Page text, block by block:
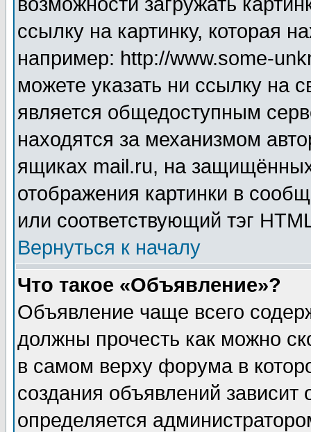
ссылку на картинку, которая
например: http://www.some-
можете указать ни ссылку на
является общедоступным
находятся за механизмом
ящиках mail.ru, на
отображения картинки в
или соответствующий тэг
Вернуться к началу
Что такое «Объявление»?
Объявление чаще всего
должны прочесть как можно
в самом верху форума в
создания объявлений зависит
определяется